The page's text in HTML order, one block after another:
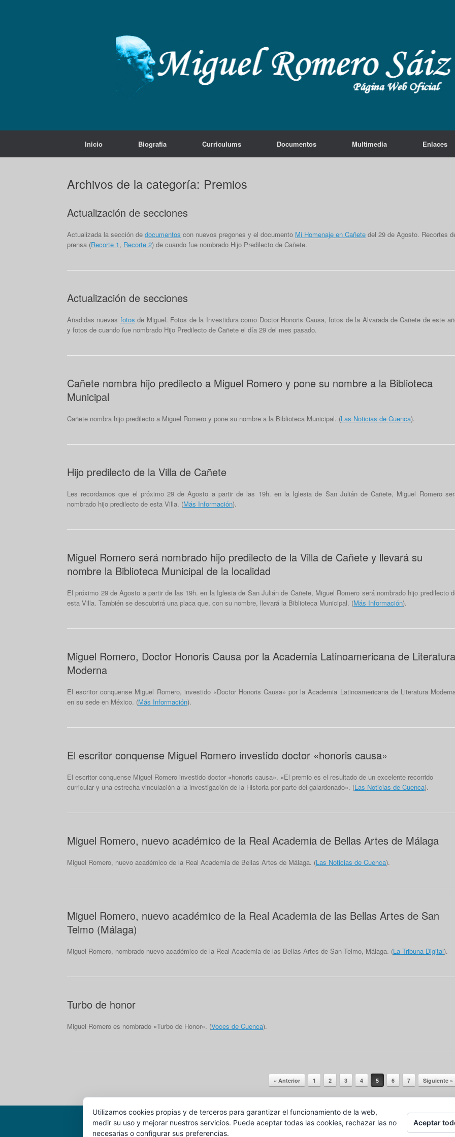
Inicio Biografía Curriculums Documentos Multimedia Enlaces
Archivos de la categoría: Premios
Actualización de secciones
Actualizada la sección de documentos con nuevos pregones y el documento Mi Homenaje en Cañete del 29 de Agosto. Recortes
prensa (Recorte 1, Recorte 2) de cuando fue nombrado Hijo Predilecto de Cañete.
Actualización de secciones
Añadidas nuevas fotos de Miguel. Fotos de la Investidura como Doctor Honoris Causa, fotos de la Alvarada de Cañete de este
y fotos de cuando fue nombrado Hijo Predilecto de Cañete el día 29 del mes pasado.
Cañete nombra hijo predilecto a Miguel Romero y pone su nombre a la Biblioteca
Municipal
Cañete nombra hijo predilecto a Miguel Romero y pone su nombre a la Biblioteca Municipal. (Las Noticias de Cuenca).
Hijo predilecto de la Villa de Cañete
Les recordamos que el próximo 29 de Agosto a partir de las 19h. en la Iglesia de San Julián de Cañete, Miguel Romero
nombrado hijo predilecto de esta Villa. (Más Información).
Miguel Romero será nombrado hijo predilecto de la Villa de Cañete y llevará su
nombre la Biblioteca Municipal de la localidad
El próximo 29 de Agosto a partir de las 19h. en la Iglesia de San Julián de Cañete, Miguel Romero será nombrado hijo predilecto
esta Villa. También se descubrirá una placa que, con su nombre, llevará la Biblioteca Municipal. (Más Información).
Miguel Romero, Doctor Honoris Causa por la Academia Latinoamericana de Literatura
Moderna
El escritor conquense Miguel Romero, investido «Doctor Honoris Causa» por la Academia Latinoamericana de Literatura
en su sede en México. (Más Información).
El escritor conquense Miguel Romero investido doctor «honoris causa»
El escritor conquense Miguel Romero investido doctor «honoris causa». «El premio es el resultado de un excelente recorrido
curricular y una estrecha vinculación a la investigación de la Historia por parte del galardonado». (Las Noticias de Cuenca).
Miguel Romero, nuevo académico de la Real Academia de Bellas Artes de Málaga
Miguel Romero, nuevo académico de la Real Academia de Bellas Artes de Málaga. (Las Noticias de Cuenca).
Miguel Romero, nuevo académico de la Real Academia de las Bellas Artes de San
Telmo (Málaga)
Miguel Romero, nombrado nuevo académico de la Real Academia de las Bellas Artes de San Telmo, Málaga. (La Tribuna Digital).
Turbo de honor
Miguel Romero es nombrado «Turbo de Honor». (Voces de Cuenca).
« Anterior 1 2 3 4 5 6 7 Siguiente »
Utilizamos cookies propias y de terceros para garantizar el funcionamiento de la web,
medir su uso y mejorar nuestros servicios. Puede aceptar todas las cookies, rechazar las no
necesarias o configurar sus preferencias.
Aceptar